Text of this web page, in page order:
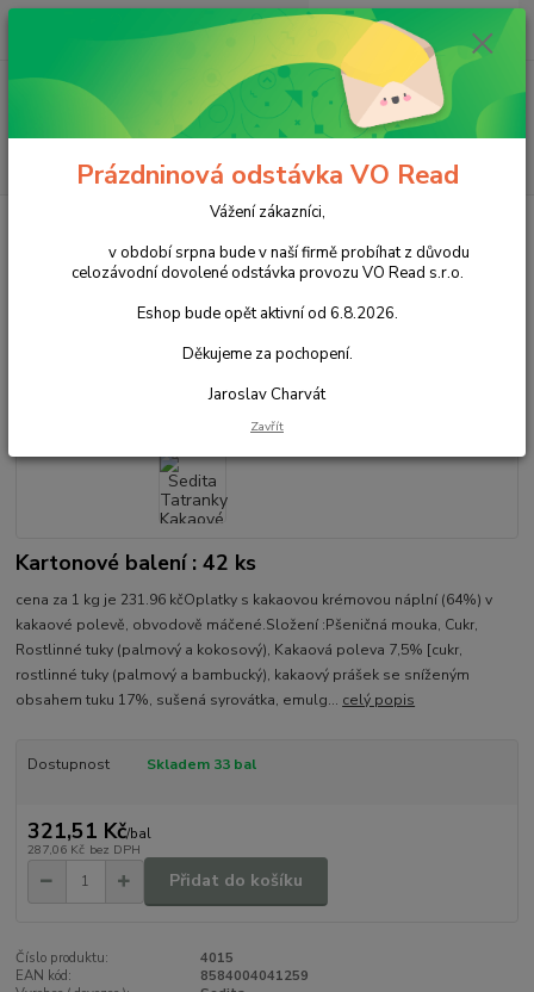
Po - Pá 8 - 14h
ks
za 0,00 Kč
Nečokoládové cukrovinky
Sedita Tatranky Kakaové 33g cena za kartonové balení
Sedita Tatranky Kakaové 33g
cena za kartonové balení
Kartonové balení : 42 ks
cena za 1 kg je 231.96 kčOplatky s kakaovou krémovou náplní (64%) v
kakaové polevě, obvodově máčené.Složení :Pšeničná mouka, Cukr,
Rostlinné tuky (palmový a kokosový), Kakaová poleva 7,5% [cukr,
rostlinné tuky (palmový a bambucký), kakaový prášek se sníženým
obsahem tuku 17%, sušená syrovátka, emulg... celý popis
Dostupnost Skladem 33 bal
321,51 Kč/bal
287,06 Kč bez DPH
Přidat do košíku
Číslo produktu:
4015
EAN kód:
8584004041259
Prázdninová odstávka VO Read
Vážení zákazníci,
v období srpna bude v naší firmě probíhat z důvodu
celozávodní dovolené odstávka provozu VO Read s.r.o.
Eshop bude opět aktivní od 6.8.2026.
Děkujeme za pochopení.
Jaroslav Charvát
Zavřít